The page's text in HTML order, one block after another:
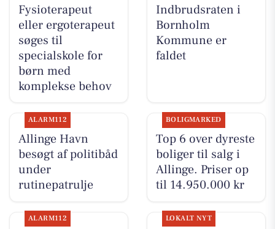
Fysioterapeut
eller ergoterapeut
søges til
specialskole for
børn med
komplekse behov
Indbrudsraten i
Bornholm
Kommune er
faldet
ALARM112
Allinge Havn
besøgt af politibåd
under
rutinepatrulje
BOLIGMARKED
Top 6 over dyreste
boliger til salg i
Allinge. Priser op
til 14.950.000 kr
ALARM112 LOKALT NYT